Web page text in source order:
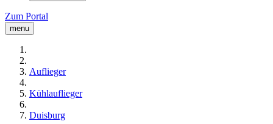
Zum Portal
menu
Auflieger
Kühlauflieger
Duisburg